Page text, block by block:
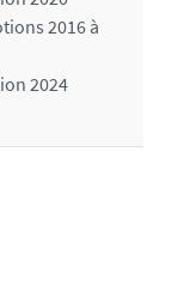
2016 à
2024